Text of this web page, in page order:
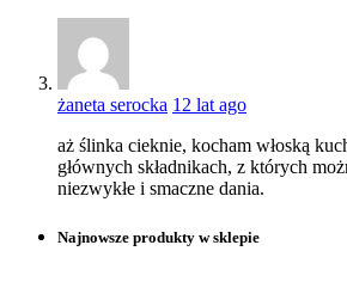
żaneta serocka 12 lat ago
aż ślinka cieknie, kocham włoską
głównych składnikach, z których
niezwykłe i smaczne dania.
Najnowsze produkty w sklepie